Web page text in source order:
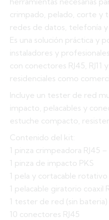
crimpado, pelado, corte y
redes de datos, telefonía
Es una solución práctica y
instaladores y
con conectores RJ45, RJ11
residenciales como
Incluye un tester de red
impacto, pelacables y
estuche compacto,
Contenido del kit:
1 pinza crimpeadora RJ45 –
1 pinza de impacto PKS
1 pela y cortacable rotativo
1 pelacable giratorio coaxil
1 tester de red (sin bateria)
10 conectores RJ45